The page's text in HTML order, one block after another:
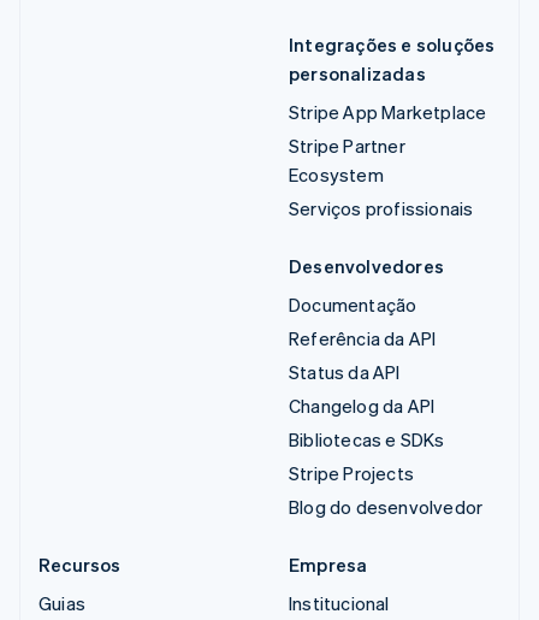
Integrações e soluções
personalizadas
Stripe App Marketplace
Stripe Partner
Ecosystem
Serviços profissionais
Desenvolvedores
Documentação
Referência da API
Status da API
Changelog da API
Bibliotecas e SDKs
Stripe Projects
Blog do desenvolvedor
Recursos
Guias
Empresa
Institucional